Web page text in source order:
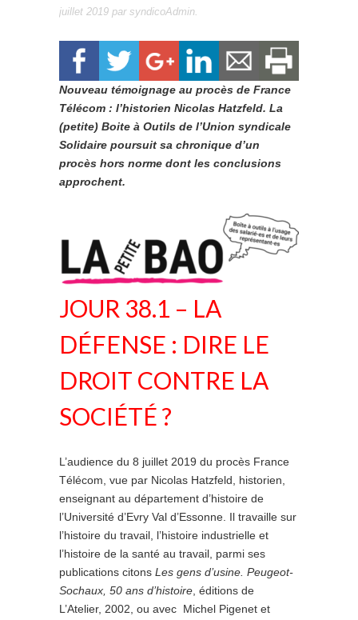
juillet 2019 par syndicoAdmin.
Nouveau témoignage au procès de France
Télécom : l’historien Nicolas Hatzfeld. La
(petite) Boite à Outils de l’Union syndicale
Solidaire poursuit sa chronique d’un
procès hors norme dont les conclusions
approchent.
JOUR 38.1 – LA
DÉFENSE : DIRE LE
DROIT CONTRE LA
SOCIÉTÉ ?
L’audience du 8 juillet 2019 du procès France
Télécom, vue par Nicolas Hatzfeld, historien,
enseignant au département d’histoire de
l’Université d’Evry Val d’Essonne. Il travaille sur
l’histoire du travail, l’histoire industrielle et
l’histoire de la santé au travail, parmi ses
publications citons Les gens d’usine. Peugeot-
Sochaux, 50 ans d’histoire , éditions de
L’Atelier, 2002, ou avec Michel Pigenet et